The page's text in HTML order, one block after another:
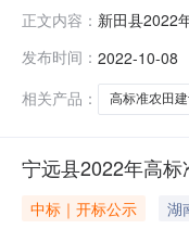
正文内容： 新田县2022
南省地方标
发布时间： 2022-10-08
相关产品：
高标准农田
宁远县2022年高
中标｜开标公示
湖